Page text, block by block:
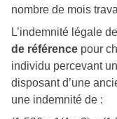
nombre de mois
L’indemnité légale
de référence pour
individu percevant
disposant d’une
une indemnité de :